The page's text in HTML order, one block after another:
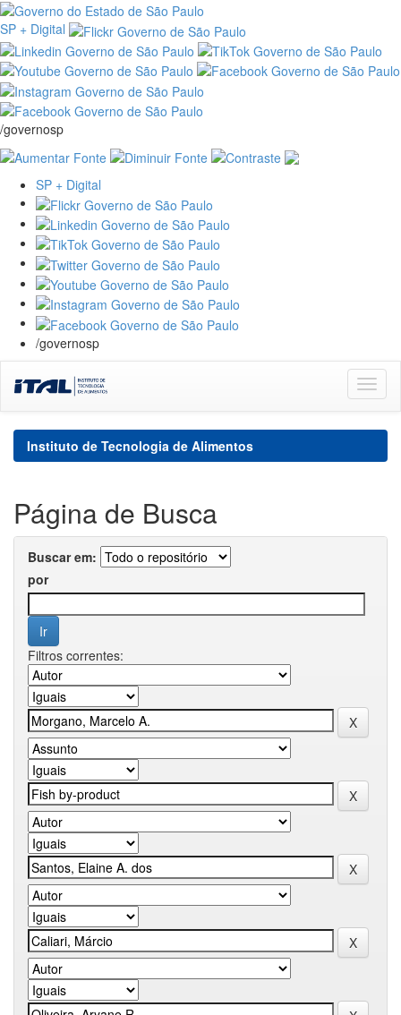
SP + Digital
/governosp
SP + Digital
/governosp
navigation
Instituto de Tecnologia de Alimentos
Página de Busca
Buscar em:
por
Filtros correntes: